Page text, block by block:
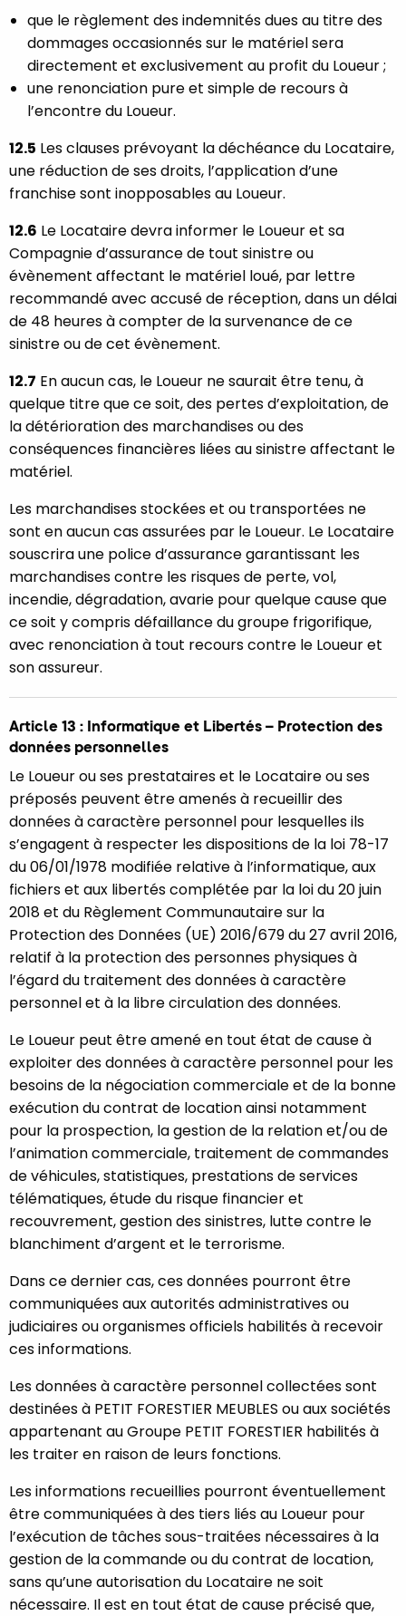
que le règlement des indemnités dues au titre des
dommages occasionnés sur le matériel sera
directement et exclusivement au profit du Loueur ;
une renonciation pure et simple de recours à
l’encontre du Loueur.
12.5 Les clauses prévoyant la déchéance du Locataire,
une réduction de ses droits, l’application d’une
franchise sont inopposables au Loueur.
12.6 Le Locataire devra informer le Loueur et sa
Compagnie d’assurance de tout sinistre ou
évènement affectant le matériel loué, par lettre
recommandé avec accusé de réception, dans un délai
de 48 heures à compter de la survenance de ce
sinistre ou de cet évènement.
12.7 En aucun cas, le Loueur ne saurait être tenu, à
quelque titre que ce soit, des pertes d’exploitation, de
la détérioration des marchandises ou des
conséquences financières liées au sinistre affectant le
matériel.
Les marchandises stockées et ou transportées ne
sont en aucun cas assurées par le Loueur. Le Locataire
souscrira une police d’assurance garantissant les
marchandises contre les risques de perte, vol,
incendie, dégradation, avarie pour quelque cause que
ce soit y compris défaillance du groupe frigorifique,
avec renonciation à tout recours contre le Loueur et
son assureur.
Article 13 : Informatique et Libertés – Protection des
données personnelles
Le Loueur ou ses prestataires et le Locataire ou ses
préposés peuvent être amenés à recueillir des
données à caractère personnel pour lesquelles ils
s’engagent à respecter les dispositions de la loi 78-17
du 06/01/1978 modifiée relative à l’informatique, aux
fichiers et aux libertés complétée par la loi du 20 juin
2018 et du Règlement Communautaire sur la
Protection des Données (UE) 2016/679 du 27 avril 2016,
relatif à la protection des personnes physiques à
l’égard du traitement des données à caractère
personnel et à la libre circulation des données.
Le Loueur peut être amené en tout état de cause à
exploiter des données à caractère personnel pour les
besoins de la négociation commerciale et de la bonne
exécution du contrat de location ainsi notamment
pour la prospection, la gestion de la relation et/ou de
l’animation commerciale, traitement de commandes
de véhicules, statistiques, prestations de services
télématiques, étude du risque financier et
recouvrement, gestion des sinistres, lutte contre le
blanchiment d’argent et le terrorisme.
Dans ce dernier cas, ces données pourront être
communiquées aux autorités administratives ou
judiciaires ou organismes officiels habilités à recevoir
ces informations.
Les données à caractère personnel collectées sont
destinées à PETIT FORESTIER MEUBLES ou aux sociétés
appartenant au Groupe PETIT FORESTIER habilités à
les traiter en raison de leurs fonctions.
Les informations recueillies pourront éventuellement
être communiquées à des tiers liés au Loueur pour
l’exécution de tâches sous-traitées nécessaires à la
gestion de la commande ou du contrat de location,
sans qu’une autorisation du Locataire ne soit
nécessaire. Il est en tout état de cause précisé que,